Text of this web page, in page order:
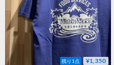
残り1点 ¥1,350